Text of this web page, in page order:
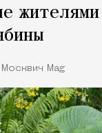
Москвич Mag